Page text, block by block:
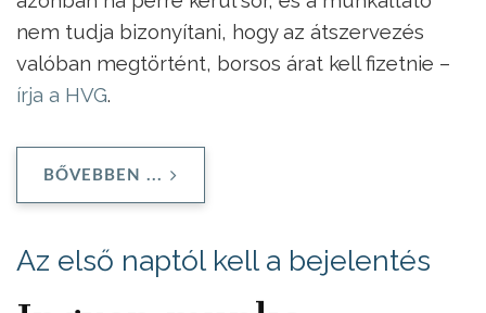
nem tudja bizonyítani, hogy az átszervezés
valóban megtörtént, borsos árat kell fizetnie –
írja a HVG.
BŐVEBBEN ...
Az első naptól kell a bejelentés